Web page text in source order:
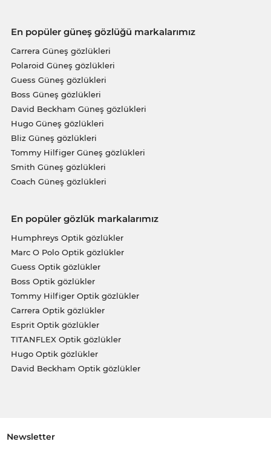
En popüler güneş gözlüğü markalarımız
Carrera Güneş gözlükleri
Polaroid Güneş gözlükleri
Guess Güneş gözlükleri
Boss Güneş gözlükleri
David Beckham Güneş gözlükleri
Hugo Güneş gözlükleri
Bliz Güneş gözlükleri
Tommy Hilfiger Güneş gözlükleri
Smith Güneş gözlükleri
Coach Güneş gözlükleri
En popüler gözlük markalarımız
Humphreys Optik gözlükler
Marc O Polo Optik gözlükler
Guess Optik gözlükler
Boss Optik gözlükler
Tommy Hilfiger Optik gözlükler
Carrera Optik gözlükler
Esprit Optik gözlükler
TITANFLEX Optik gözlükler
Hugo Optik gözlükler
David Beckham Optik gözlükler
Newsletter